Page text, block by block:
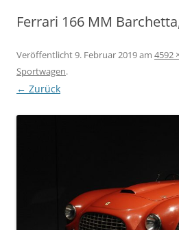
Ferrari 166 MM
Veröffentlicht9. Februar 2019am 4592
Sportwagen.
← Zurück